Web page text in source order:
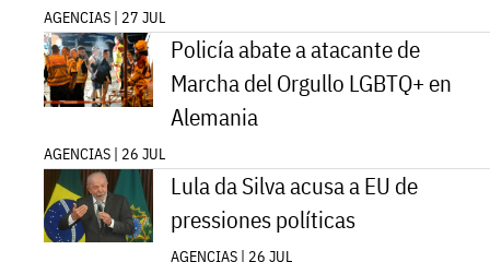
AGENCIAS | 27 JUL
Policía abate a atacante de
Marcha del Orgullo LGBTQ+ en
Alemania
AGENCIAS | 26 JUL
Lula da Silva acusa a EU de
pressiones políticas
AGENCIAS | 26 JUL